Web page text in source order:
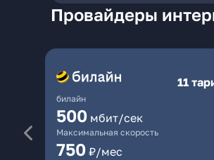
Провайдеры
билайн
11
500 мбит/сек
Максимальная скорость
750 ₽/мес